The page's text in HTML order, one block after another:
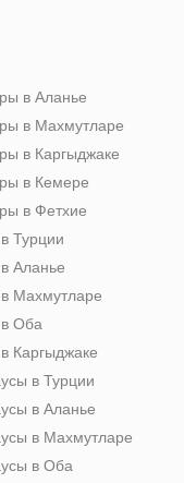
в Аланье
в Махмутларе
в Каргыджаке
в Кемере
в Фетхие
Турции
Аланье
Махмутларе
Оба
Каргыджаке
в Турции
в Аланье
в Махмутларе
в Оба